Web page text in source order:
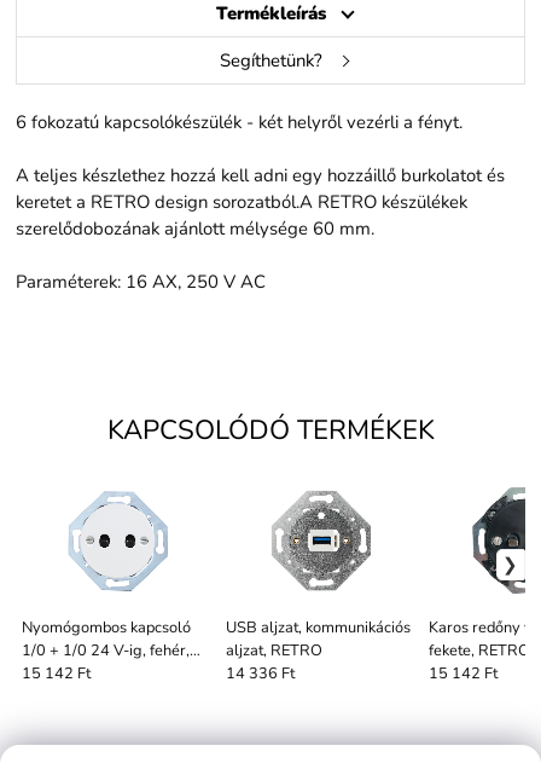
Termékleírás
Segíthetünk?
6 fokozatú kapcsolókészülék - két helyről vezérli a fényt.
A teljes készlethez hozzá kell adni egy hozzáillő burkolatot és
keretet a RETRO design sorozatból.A RETRO készülékek
szerelődobozának ajánlott mélysége 60 mm.
Paraméterek: 16 AX, 250 V AC
KAPCSOLÓDÓ TERMÉKEK
Nyomógombos kapcsoló
1/0 + 1/0 24 V-ig, fehér,
RETRO, fekete vezérlés
15 142 Ft
USB aljzat, kommunikációs
aljzat, RETRO
14 336 Ft
Karos redőny
fekete, RETRO,
vezérlés
15 142 Ft